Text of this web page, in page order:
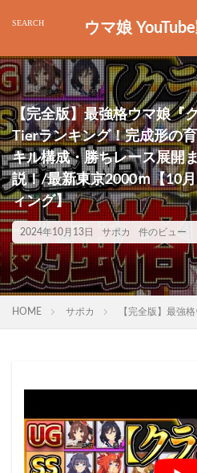
ウマ娘
【完全版】最強格ウマ娘『
Tierランキング！完成形の
キル構成・勝ちレース展開
説！/最新東京2000ｍ【10
ィング】
2024年10月13日 サポカ 件のビュー
HOME サポカ 【完全版】最強